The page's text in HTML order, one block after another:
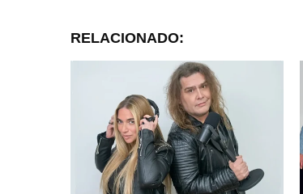
RELACIONADO: